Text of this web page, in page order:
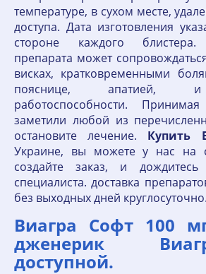
температуре, в сухом месте,
доступа. Дата изготовления
стороне каждого блистера.
препарата может
висках, кратковременными
пояснице, апатией,
работоспособности.
заметили любой из
остановите лечение. Купить
Украине, вы можете у нас на
создайте заказ, и
специалиста. доставка
без выходных дней круглосуточно.
Виагра Софт 100
дженерик
доступной.